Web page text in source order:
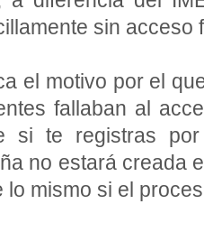
sin acceso
el motivo por el
fallaban al
si te registras
no estará creada
lo mismo si el